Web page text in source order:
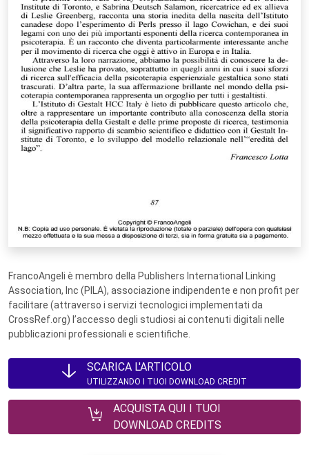
FrancoAngeli è membro della Publishers International Linking
Association, Inc (PILA), associazione indipendente e non profit per
facilitare (attraverso i servizi tecnologici implementati da
CrossRef.org) l’accesso degli studiosi ai contenuti digitali nelle
pubblicazioni professionali e scientifiche.
SCARICA L'ARTICOLO
UTILIZZANDO I TUOI DOWNLOAD CREDIT
ACQUISTA QUI I TUOI
DOWNLOAD CREDITS